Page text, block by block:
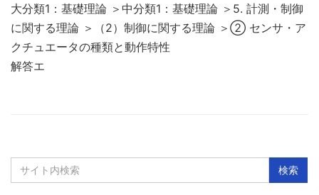
大分類1：基礎理論 ＞中分類1：基礎理論 ＞5. 計測・制御
に関する理論 ＞（2）制御に関する理論 ＞② センサ・ア
クチュエータの種類と動作特性
解答エ